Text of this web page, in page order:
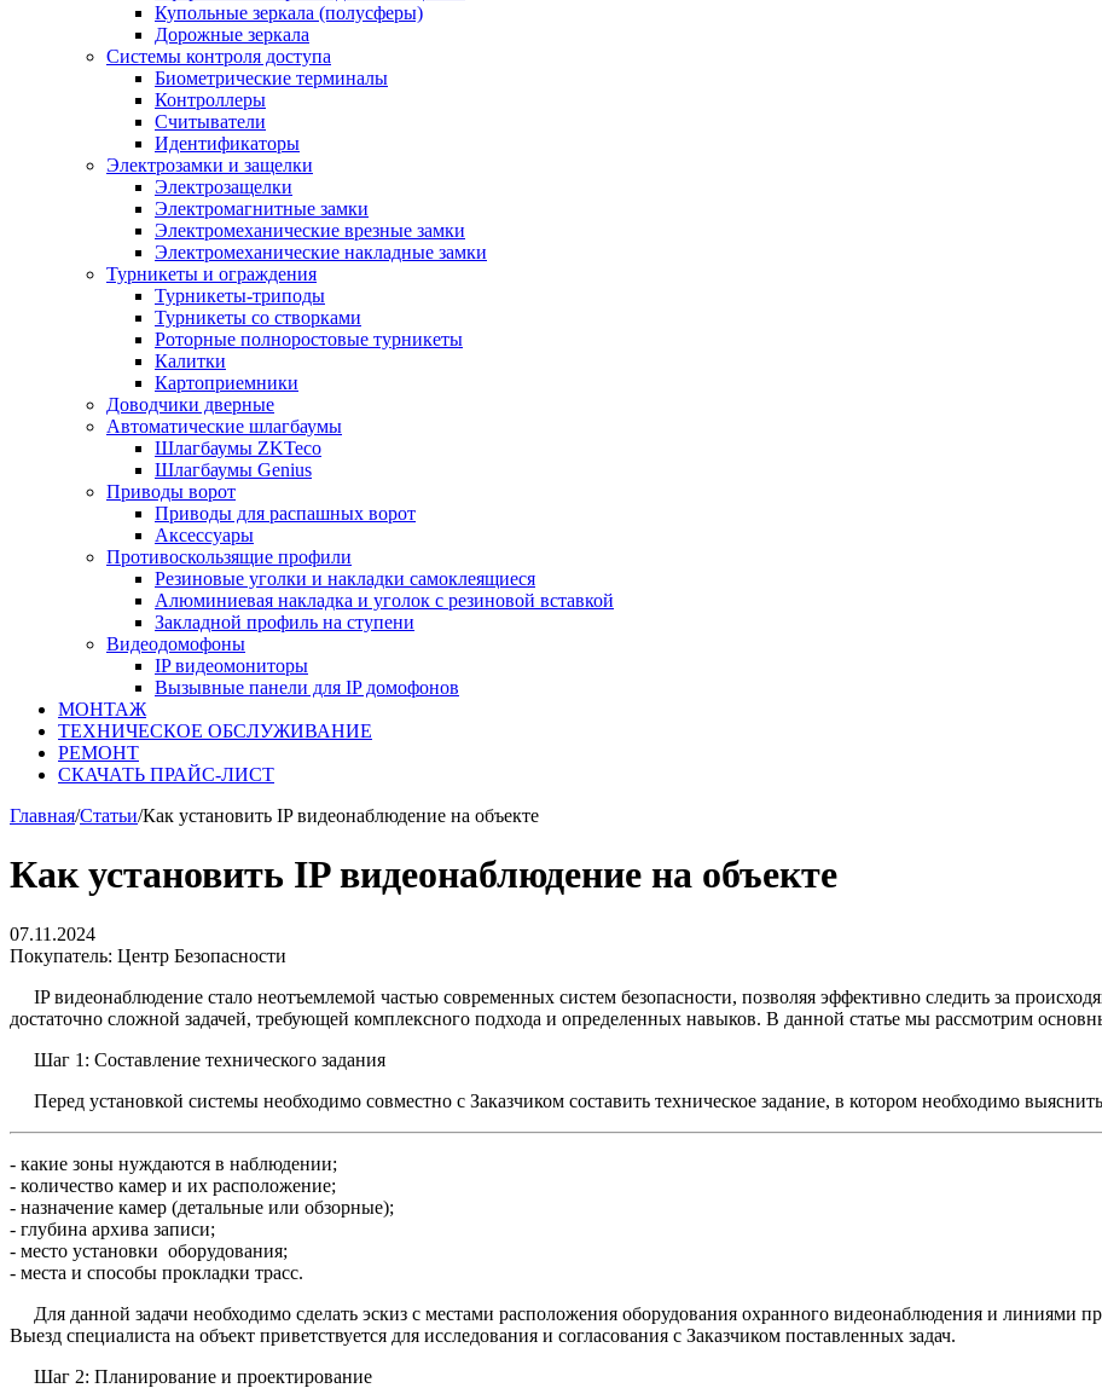
Купольные зеркала (полусферы)
Дорожные зеркала
Системы контроля доступа
Биометрические терминалы
Контроллеры
Считыватели
Идентификаторы
Электрозамки и защелки
Электрозащелки
Электромагнитные замки
Электромеханические врезные замки
Электромеханические накладные замки
Турникеты и ограждения
Турникеты-триподы
Турникеты со створками
Роторные полноростовые турникеты
Калитки
Картоприемники
Доводчики дверные
Автоматические шлагбаумы
Шлагбаумы ZKTeco
Шлагбаумы Genius
Приводы ворот
Приводы для распашных ворот
Аксессуары
Противоскользящие профили
Резиновые уголки и накладки самоклеящиеся
Алюминиевая накладка и уголок с резиновой вставкой
Закладной профиль на ступени
Видеодомофоны
IP видеомониторы
Вызывные панели для IP домофонов
МОНТАЖ
ТЕХНИЧЕСКОЕ ОБСЛУЖИВАНИЕ
РЕМОНТ
СКАЧАТЬ ПРАЙС-ЛИСТ
Главная/Статьи/Как установить IP видеонаблюдение на объекте
Как установить IP видеонаблюдение на объекте
07.11.2024
Покупатель: Центр Безопасности
IP видеонаблюдение стало неотъемлемой частью современных систем безопасности, позволяя эффективно следить за
достаточно сложной задачей, требующей комплексного подхода и определенных навыков. В данной статье мы рассмотрим
Шаг 1: Составление технического задания
Перед установкой системы необходимо совместно с Заказчиком составить техническое задание, в котором необходимо
- какие зоны нуждаются в наблюдении;
- количество камер и их расположение;
- назначение камер (детальные или обзорные);
- глубина архива записи;
- место установки оборудования;
- места и способы прокладки трасс.
Для данной задачи необходимо сделать эскиз с местами расположения оборудования охранного видеонаблюдения и линиями
Выезд специалиста на объект приветствуется для исследования и согласования с Заказчиком поставленных задач.
Шаг 2: Планирование и проектирование